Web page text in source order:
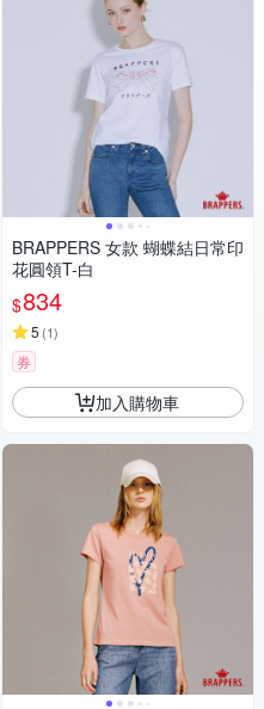
BRAPPERS 女款 蝴蝶結日常印
花圓領T-白
$834
5 (1)
券
加入購物車